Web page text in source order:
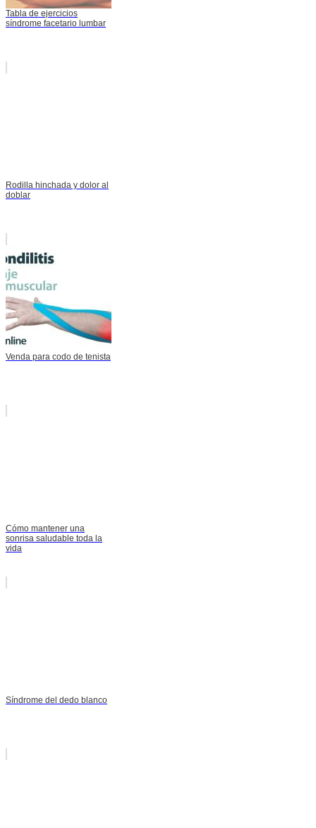
Tabla de ejercicios
síndrome facetario lumbar
Rodilla hinchada y dolor al
doblar
Venda para codo de tenista
Cómo mantener una
sonrisa saludable toda la
vida
Síndrome del dedo blanco